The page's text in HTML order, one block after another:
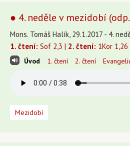
● 4. neděle v mezidobí
Mons. Tomáš Halík, 29.1.2017 - 4.
1. čtení: Sof 2,3 | 2. čtení: 1Kor 1,26
Úvod 1. čtení 2. čtení
Mezidobí